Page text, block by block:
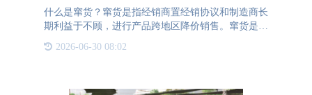
什么是窜货？窜货是指经销商置经销协议和制造商长
期利益于不顾，进行产品跨地区降价销售。窜货是商
业行为，其目的是盈利。经销商跨过自身覆盖的销售
区域而进行的有意识的销售就是窜货。也称为冲货。
2026-06-30 08:02